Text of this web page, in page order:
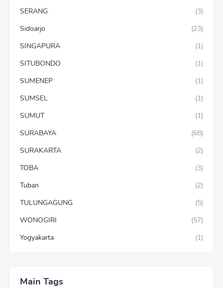
SERANG
(3)
Sidoarjo
(23)
SINGAPURA
(1)
SITUBONDO
(1)
SUMENEP
(1)
SUMSEL
(1)
SUMUT
(1)
SURABAYA
(68)
SURAKARTA
(2)
TOBA
(3)
Tuban
(2)
TULUNGAGUNG
(5)
WONOGIRI
(57)
Yogyakarta
(1)
Main Tags